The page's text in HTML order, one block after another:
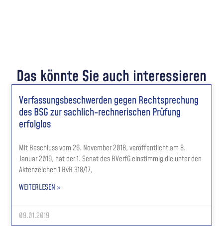
Das könnte Sie auch interessieren
Verfassungsbeschwerden gegen Rechtsprechung
des BSG zur sachlich-rechnerischen Prüfung
erfolglos
Mit Beschluss vom 26. November 2018, veröffentlicht am 8.
Januar 2019, hat der 1. Senat des BVerfG einstimmig die unter den
Aktenzeichen 1 BvR 318/17,
WEITERLESEN »
09.01.2019